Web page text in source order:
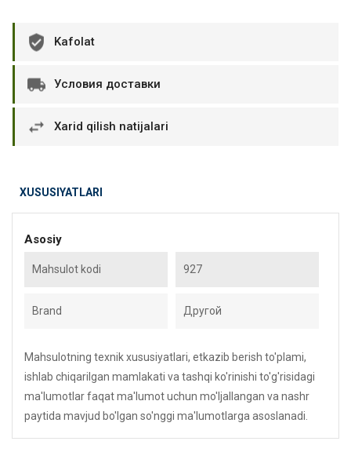
Kafolat
Условия доставки
Xarid qilish natijalari
XUSUSIYATLARI
Asosiy
Mahsulot kodi 927
Brand Другой
Mahsulotning texnik xususiyatlari, etkazib berish to'plami,
ishlab chiqarilgan mamlakati va tashqi ko'rinishi to'g'risidagi
ma'lumotlar faqat ma'lumot uchun mo'ljallangan va nashr
paytida mavjud bo'lgan so'nggi ma'lumotlarga asoslanadi.